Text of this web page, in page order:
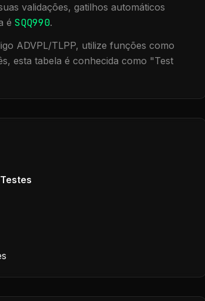
validações, gatilhos automáticos
é SQQ990.
ADVPL/TLPP, utilize funções como
esta tabela é conhecida como "Test